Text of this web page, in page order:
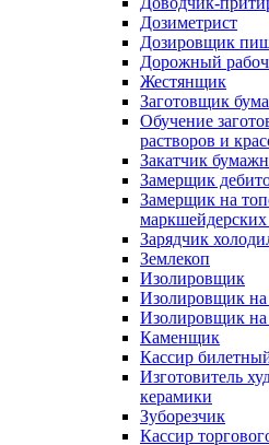
Дозиметрист
Дозировщик
Дорожный
Жестянщик
Заготовщик
Обучение
растворов и
Закатчик
Замерщик
Замерщик на
маркшейдерских
Зарядчик
Землекоп
Изолировщик
Изолировщик на
Изолировщик на
Каменщик
Кассир
Изготовитель
керамики
Зуборезчик
Кассир